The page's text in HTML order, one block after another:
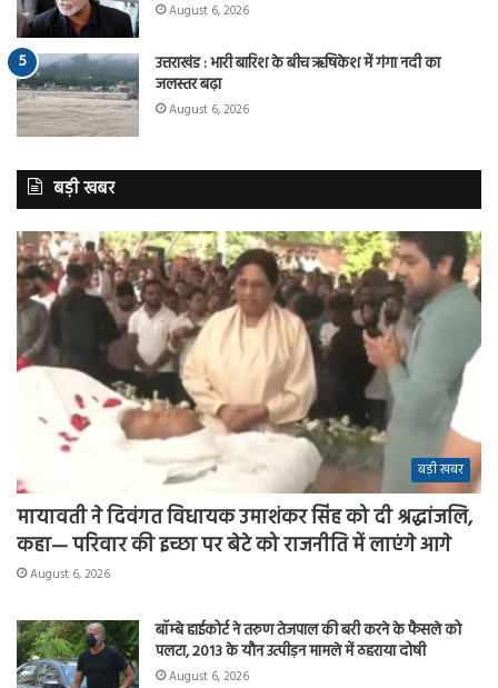
August 6, 2026
उत्तराखंड : भारी बारिश के बीच ऋषिकेश में गंगा नदी का
जलस्तर बढ़ा
August 6, 2026
बड़ी खबर
बड़ी खबर
मायावती ने दिवंगत विधायक उमाशंकर सिंह को दी श्रद्धांजलि,
कहा— परिवार की इच्छा पर बेटे को राजनीति में लाएंगे आगे
August 6, 2026
बॉम्बे हाईकोर्ट ने तरुण तेजपाल की बरी करने के फैसले को
पलटा, 2013 के यौन उत्पीड़न मामले में ठहराया दोषी
August 6, 2026